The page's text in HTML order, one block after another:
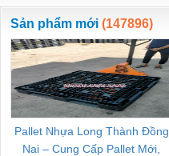
ewara
Sản phẩm mới (147896)
Pallet Nhựa Long Thành Đồng
Nai – Cung Cấp Pallet Mới,